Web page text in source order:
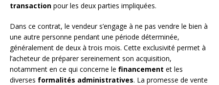
transaction pour les deux parties impliquées.
Dans ce contrat, le vendeur s’engage à ne pas vendre le bien à
une autre personne pendant une période déterminée,
généralement de deux à trois mois. Cette exclusivité permet à
l’acheteur de préparer sereinement son acquisition,
notamment en ce qui concerne le financement et les
diverses formalités administratives. La promesse de vente